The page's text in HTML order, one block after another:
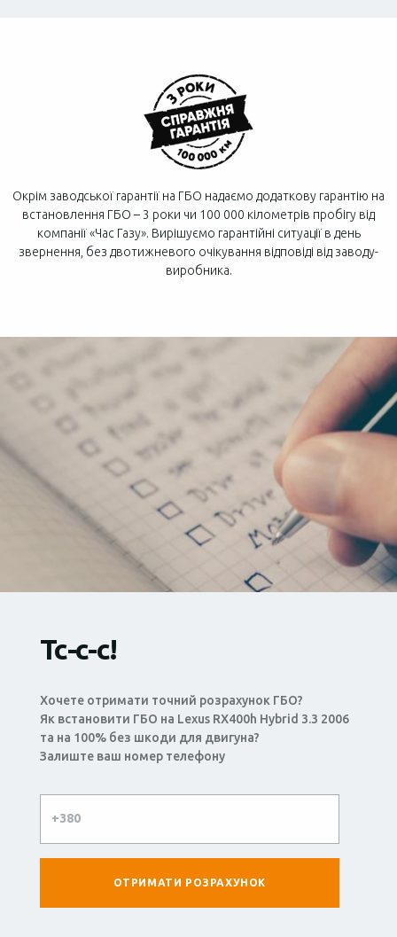
Окрім заводської гарантії на ГБО надаємо додаткову гарантію на
встановлення ГБО – 3 роки чи 100 000 кілометрів пробігу від
компанії «Час Газу». Вирішуємо гарантійні ситуації в день
звернення, без двотижневого очікування відповіді від заводу-
виробника.
Тс-с-с!
Хочете отримати точний розрахунок ГБО?
Як встановити ГБО на Lexus RX400h Hybrid 3.3 2006
та на 100% без шкоди для двигуна?
Залиште ваш номер телефону